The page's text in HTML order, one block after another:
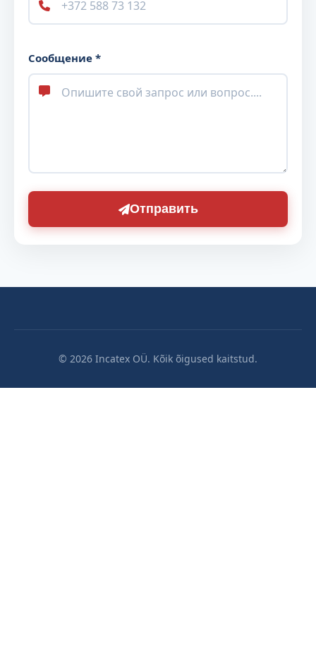
Сообщение *
Отправить
© 2026 Incatex OÜ. Kõik õigused kaitstud.